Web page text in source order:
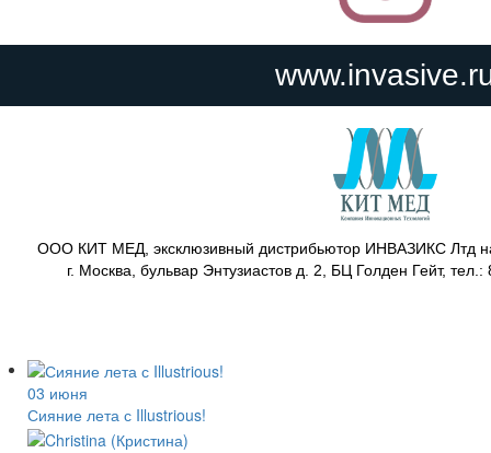
ООО КИТ МЕД, эксклюзивный дистрибьютор ИНВАЗИКС Лтд
г. Москва, бульвар Энтузиастов д. 2, БЦ Голден Гейт, тел.:
03 июня
Сияние лета с Illustrious!